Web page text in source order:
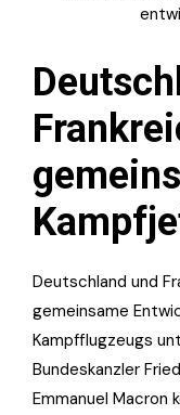
Deutschland und
gemeinsame
Kampfflugzeugs
Bundeskanzler
Emmanuel Macron